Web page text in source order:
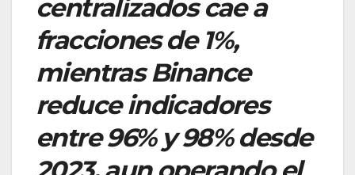
centralizados cae a
fracciones de 1%,
mientras Binance
reduce indicadores
entre 96% y 98% desde